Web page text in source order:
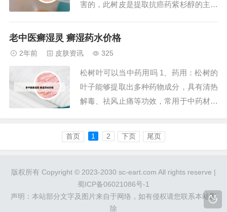
害的，此树皮是提取抗癌药紫杉醇的主要
为保健食品和食品原料使用。人一旦误食
会导致死亡。大部分树舌都可以吃，具有
较好的...
老中医癣湿灵 癣湿药水价格
2年前 皮肤资讯 325
松树叶可以当中药用吗 1、药用：松树的
叶子能够提取出多种药物成分，具有清热
解毒、祛风止痛等功效，常用于中药材的
用于提取精油，这些精油具有独特的香
气，可用于香水和化妆品的制造。2、松
有 祛 风 除 湿、 止 痒...
首页 1 2 下页 尾页
版权所有 Copyright © 2023-2030 sc-eart.com All rights reserve |
蜀ICP备06021086号-1
声明：本站部分文字及图片来自于网络，如有侵权请您联系本站删
除